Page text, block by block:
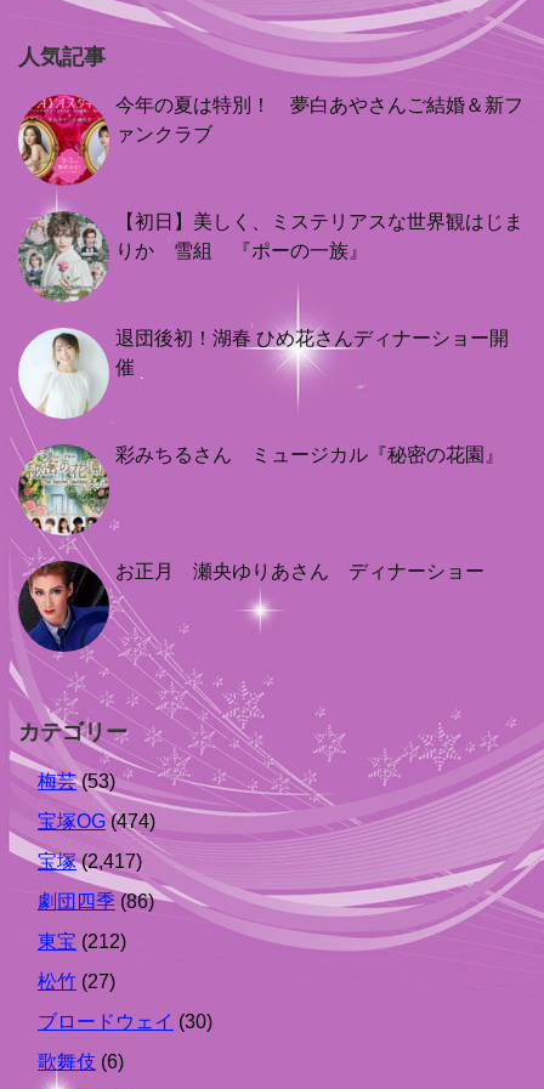
人気記事
今年の夏は特別！ 夢白あやさんご結婚＆新フ
ァンクラブ
【初日】美しく、ミステリアスな世界観はじま
りか 雪組 『ポーの一族』
退団後初！湖春 ひめ花さんディナーショー開
催
彩みちるさん ミュージカル『秘密の花園』
お正月 瀬央ゆりあさん ディナーショー
カテゴリー
梅芸(53)
宝塚OG (474)
宝塚(2,417)
劇団四季 (86)
東宝 (212)
松竹 (27)
ブロードウェイ (30)
歌舞伎 (6)